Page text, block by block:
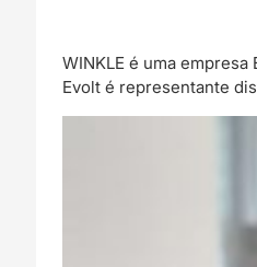
WINKLE é uma
Evolt é representante